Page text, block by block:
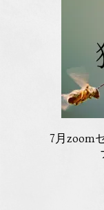
7月zoom